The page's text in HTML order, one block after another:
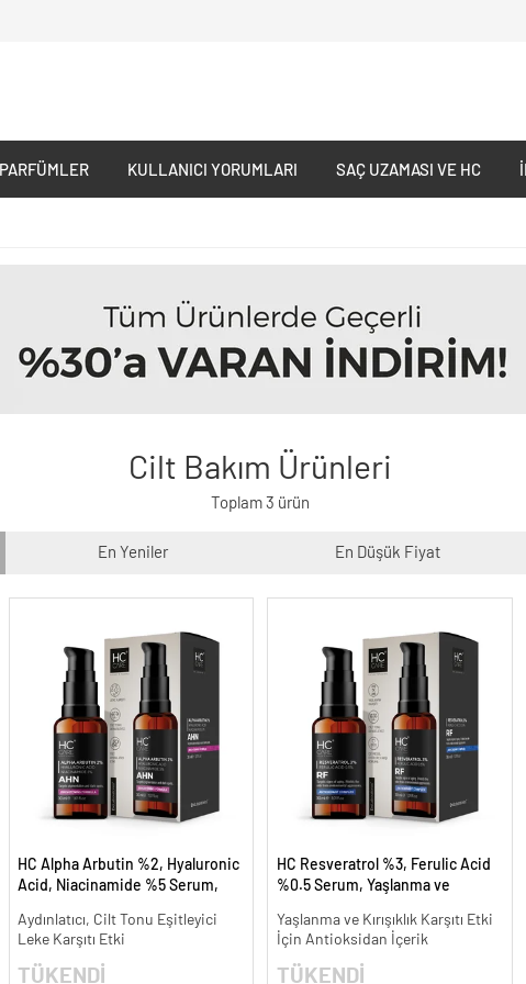
PARFÜMLER KULLANICI YORUMLARI SAÇ UZAMASI VE HC
Cilt Bakım Ürünleri
Toplam 3 ürün
En Yeniler En Düşük Fiyat
HC Alpha Arbutin %2, Hyaluronic
Acid, Niacinamide %5 Serum,
Aydınlatıcı, Cilt Tonu Eşitleyici
Leke Karşıtı Etki
TÜKENDİ
HC Resveratrol %3, Ferulic Acid
%0.5 Serum, Yaşlanma ve
Yaşlanma ve Kırışıklık Karşıtı Etki
İçin Antioksidan İçerik
TÜKENDİ